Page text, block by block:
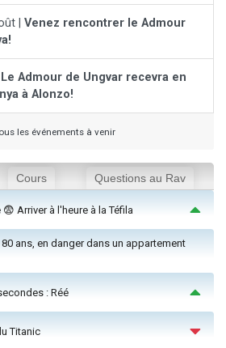
| Venez rencontrer le Admour
Le Admour de Ungvar recevra en
à Alonzo!
les événements à venir
Cours Questions au Rav
Arriver à l'heure à la Téfila
80 ans, en danger dans un appartement
: Réé
Titanic